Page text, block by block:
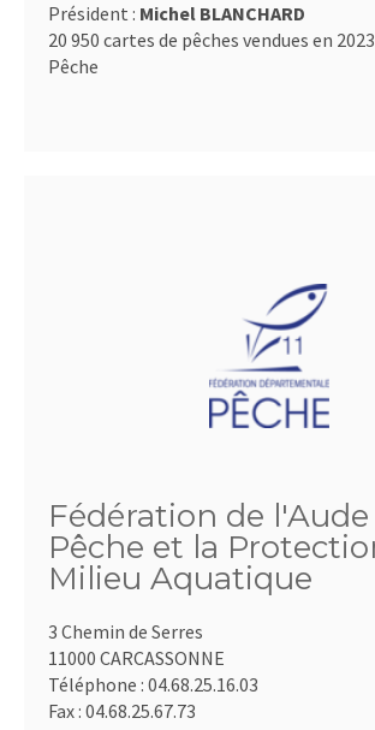
Président : Michel BLANCHARD
20 950 cartes de pêches vendues en
Pêche
Fédération de
Pêche et la
Milieu Aquatique
3 Chemin de Serres
11000 CARCASSONNE
Téléphone : 04.68.25.16.03
Fax : 04.68.25.67.73